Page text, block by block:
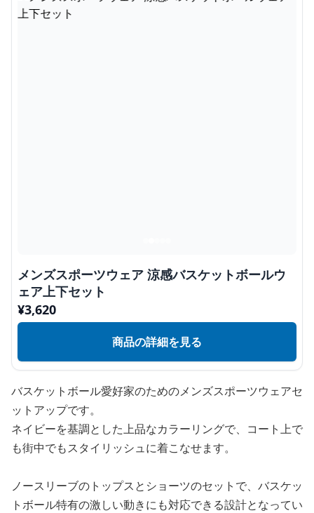
メンズスポーツウェア 涼感バスケットボールウ
ェア上下セット
¥3,620
商品の詳細を見る
バスケットボール愛好家のためのメンズスポーツウェアセ
ットアップです。
ネイビーを基調とした上品なカラーリングで、コート上で
も街中でもスタイリッシュに着こなせます。
ノースリーブのトップスとショーツのセットで、バスケッ
トボール特有の激しい動きにも対応できる設計となってい